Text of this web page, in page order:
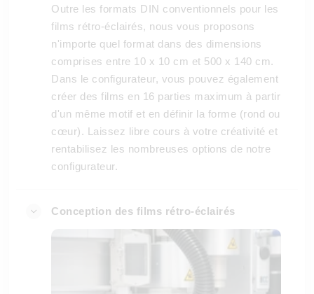
Outre les formats DIN conventionnels pour les
films rétro-éclairés, nous vous proposons
n'importe quel format dans des dimensions
comprises entre 10 x 10 cm et 500 x 140 cm.
Dans le configurateur, vous pouvez également
créer des films en 16 parties maximum à partir
d'un même motif et en définir la forme (rond ou
cœur). Laissez libre cours à votre créativité et
rentabilisez les nombreuses options de notre
configurateur.
Conception des films rétro-éclairés